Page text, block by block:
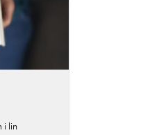
i lin